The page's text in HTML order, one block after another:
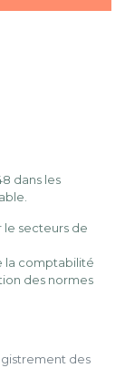
dans les
le secteurs de
la comptabilité
des normes
des